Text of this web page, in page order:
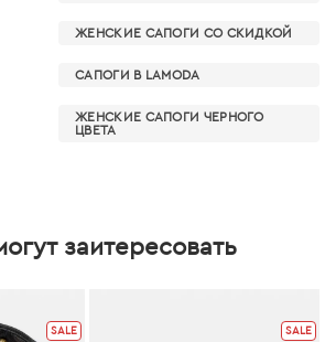
ЖЕНСКИЕ САПОГИ СО СКИДКОЙ
САПОГИ В LAMODA
ЖЕНСКИЕ САПОГИ ЧЕРНОГО
ЦВЕТА
заитересовать
SALE SALE